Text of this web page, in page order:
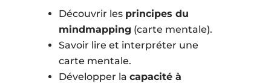
Découvrir les principes du
mindmapping (carte mentale).
Savoir lire et interpréter une
carte mentale.
Développer la capacité à